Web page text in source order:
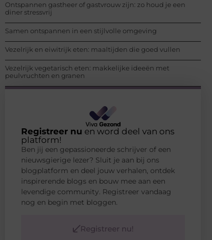
Ontspannen gastheer of gastvrouw zijn: zo houd je een
diner stressvrij
Samen ontspannen in een stijlvolle omgeving
Vezelrijk en eiwitrijk eten: maaltijden die goed vullen
Vezelrijk vegetarisch eten: makkelijke ideeën met
peulvruchten en granen
Registreer nu en word deel van ons
platform!
Ben jij een gepassioneerde schrijver of een
nieuwsgierige lezer? Sluit je aan bij ons
blogplatform en deel jouw verhalen, ontdek
inspirerende blogs en bouw mee aan een
levendige community. Registreer vandaag
nog en begin met bloggen.
Registreer nu!